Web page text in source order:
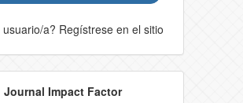
usuario/a? Regístrese en el sitio
Journal Impact Factor